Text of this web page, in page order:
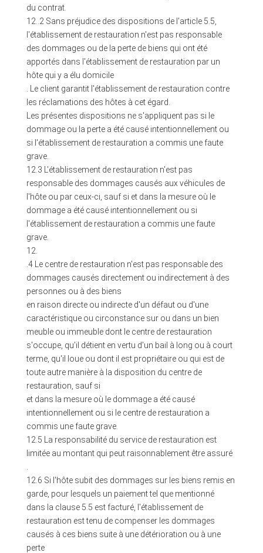
du contrat.
12..2 Sans préjudice des dispositions de l'article 5.5,
l'établissement de restauration n'est pas responsable
des dommages ou de la perte de biens qui ont été
apportés dans l'établissement de restauration par un
hôte qui y a élu domicile
. Le client garantit l'établissement de restauration contre
les réclamations des hôtes à cet égard.
Les présentes dispositions ne s'appliquent pas si le
dommage ou la perte a été causé intentionnellement ou
si l'établissement de restauration a commis une faute
grave.
12.3 L'établissement de restauration n'est pas
responsable des dommages causés aux véhicules de
l'hôte ou par ceux-ci, sauf si et dans la mesure où le
dommage a été causé intentionnellement ou si
l'établissement de restauration a commis une faute
grave.
12.
.4 Le centre de restauration n'est pas responsable des
dommages causés directement ou indirectement à des
personnes ou à des biens
en raison directe ou indirecte d'un défaut ou d'une
caractéristique ou circonstance sur ou dans un bien
meuble ou immeuble dont le centre de restauration
s'occupe, qu'il détient en vertu d'un bail à long ou à court
terme, qu'il loue ou dont il est propriétaire ou qui est de
toute autre manière à la disposition du centre de
restauration, sauf si
et dans la mesure où le dommage a été causé
intentionnellement ou si le centre de restauration a
commis une faute grave.
12.5 La responsabilité du service de restauration est
limitée au montant qui peut raisonnablement être assuré
12.6 Si l'hôte subit des dommages sur les biens remis en
garde, pour lesquels un paiement tel que mentionné
dans la clause 5.5 est facturé, l'établissement de
restauration est tenu de compenser les dommages
causés à ces biens suite à une détérioration ou à une
perte